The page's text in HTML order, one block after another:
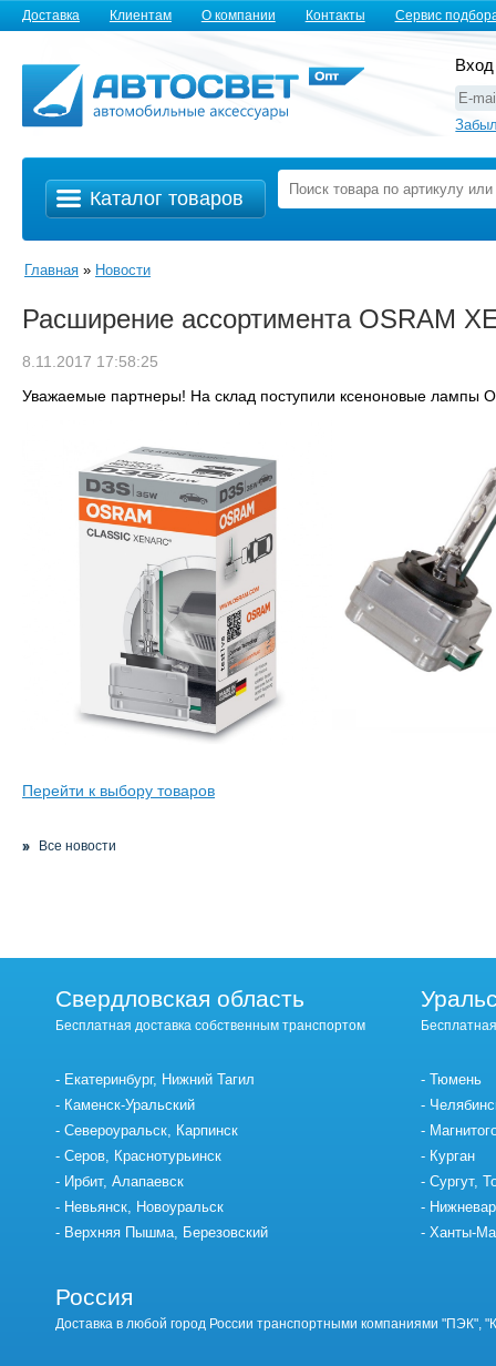
Доставка Клиентам О компании Контакты Сервис
Каталог товаров
Главная » Новости
Расширение ассортимента OSRAM
8.11.2017 17:58:25
Уважаемые партнеры! На склад поступили ксеноновые лампы
Перейти к выбору товаров
Все новости
Свердловская область
Бесплатная доставка собственным транспортом
Екатеринбург, Нижний Тагил
Каменск-Уральский
Североуральск, Карпинск
Серов, Краснотурьинск
Ирбит, Алапаевск
Невьянск, Новоуральск
Верхняя Пышма, Березовский
Тюмень
Курган
Сургут,
Ханты-
Россия
Доставка в любой город России транспортными компаниями "ПЭК",